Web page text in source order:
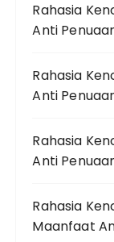
Rahasia
Anti
Rahasia
Anti
Rahasia
Anti
Rahasia
Maanfaat